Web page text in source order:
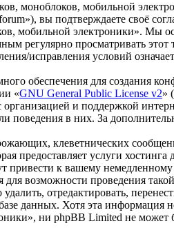
моноблоков, мобильной
вы подтверждаете своё
мобильной электроники». Мы
регулярно просматривать
исправления условий
обеспечения для создания
«GNU General Public License v2»
и поддержкой
поведения в них. За
клеветнических
предоставляет услуги
к вашему
возможности проведения
отредактировать,
данных. Хотя эта
ни phpBB Limited не может